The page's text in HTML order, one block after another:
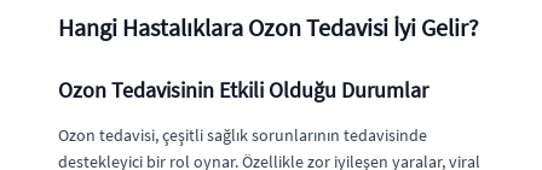
Hangi Hastalıklara Ozon Tedavisi İyi Gelir?
Ozon Tedavisinin Etkili Olduğu Durumlar
Ozon tedavisi, çeşitli sağlık sorunlarının tedavisinde
destekleyici bir rol oynar. Özellikle zor iyileşen yaralar, viral